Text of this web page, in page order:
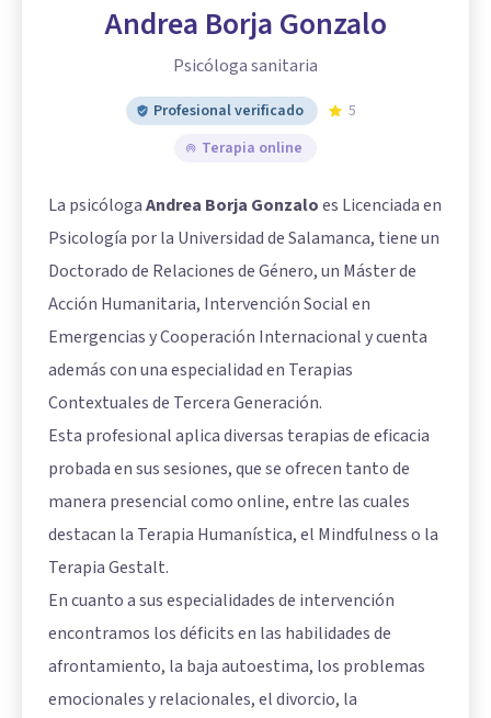
Andrea Borja Gonzalo
Psicóloga sanitaria
Profesional verificado
5
Terapia online
La psicólogaAndrea Borja Gonzaloes Licenciada en
Psicología por la Universidad de Salamanca, tiene un
Doctorado de Relaciones de Género, un Máster de
Acción Humanitaria, Intervención Social en
Emergencias y Cooperación Internacional y cuenta
además con una especialidad en Terapias
Contextuales de Tercera Generación.
Esta profesional aplica diversas terapias de eficacia
probada en sus sesiones, que se ofrecen tanto de
manera presencial como online, entre las cuales
destacan la Terapia Humanística, el Mindfulness o la
Terapia Gestalt.
En cuanto a sus especialidades de intervención
encontramos los déficits en las habilidades de
afrontamiento, la baja autoestima, los problemas
emocionales y relacionales, el divorcio, la